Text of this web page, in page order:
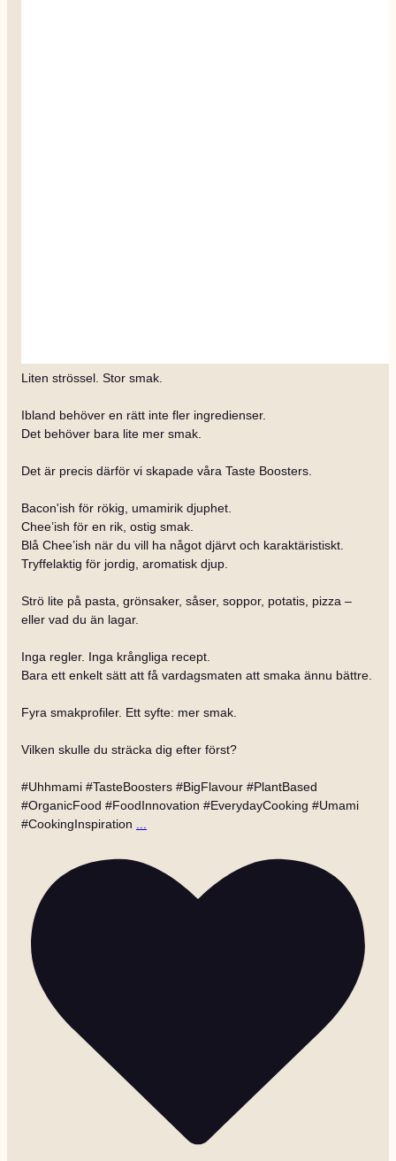
Liten strössel. Stor smak.
Ibland behöver en rätt inte fler ingredienser.
Det behöver bara lite mer smak.
Det är precis därför vi skapade våra Taste Boosters.
Bacon'ish för rökig, umamirik djuphet.
Chee’ish för en rik, ostig smak.
Blå Chee’ish när du vill ha något djärvt och karaktäristiskt.
Tryffelaktig för jordig, aromatisk djup.
Strö lite på pasta, grönsaker, såser, soppor, potatis, pizza –
eller vad du än lagar.
Inga regler. Inga krångliga recept.
Bara ett enkelt sätt att få vardagsmaten att smaka ännu bättre.
Fyra smakprofiler. Ett syfte: mer smak.
Vilken skulle du sträcka dig efter först?
#Uhhmami #TasteBoosters #BigFlavour #PlantBased
#OrganicFood #FoodInnovation #EverydayCooking #Umami
#CookingInspiration ...